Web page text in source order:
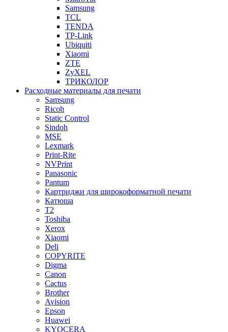
Samsung
TCL
TENDA
TP-Link
Ubiquiti
Xiaomi
ZTE
ZyXEL
ТРИКОЛОР
Расходные материалы для печати
Samsung
Ricoh
Static Control
Sindoh
MSE
Lexmark
Print-Rite
NVPrint
Panasonic
Pantum
Картриджи для широкоформатной печати
Катюша
T2
Toshiba
Xerox
Xiaomi
Deli
COPYRITE
Digma
Canon
Cactus
Brother
Avision
Epson
Huawei
KYOCERA